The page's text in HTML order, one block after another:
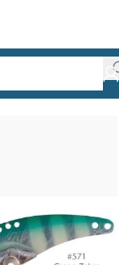
Vibrasyon Yemler